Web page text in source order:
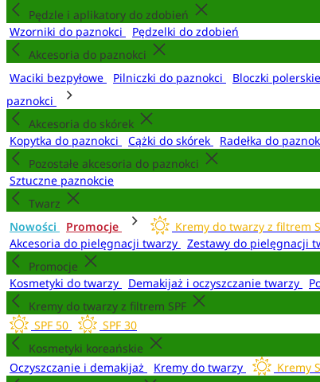
Pędzle i aplikatory do zdobień
Wzorniki do paznokci
Pędzelki do zdobień
Akcesoria do paznokci
Waciki bezpyłowe
Pilniczki do paznokci Bloczki
paznokci
Akcesoria do skórek
Kopytka do paznokci
Cążki do skórek Radełka do
Pozostałe akcesoria do paznokci
Sztuczne paznokcie
Twarz
Nowości
Promocje Kremy do twarzy z filtrem
Akcesoria do pielęgnacji twarzy
Zestawy do pielęgnacji
Promocje
Kosmetyki do twarzy
Demakijaż i oczyszczanie twarzy
Kremy do twarzy z filtrem SPF
SPF 50
SPF 30
Kosmetyki koreańskie
Oczyszczanie i demakijaż
Kremy do twarzy Kremy